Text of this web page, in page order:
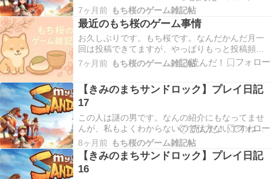
何やら話しているようで、主人公には全く気付い
ていません。しばらく立ち聞きしていたんです
が、アルビオがアミラさんのツボを謎の男に仕入
れるように言っていたようです。まぁ、謎の男の
方はすげなく断っ…
7ヶ月前 もち桜のゲーム雑記帖
最近のもち桜のゲーム事情
お久しぶりです。もち桜です。なんだかんだ月一
回は投稿できてますが、やっぱりもっと投稿頻度
を上げたいなと思う今日この頃。 ゲームはプレイ
しています。数回の休止と復帰を繰り返し、いま
（震え声）……。 他にプレイすべきゲームがある
でしょ？ と…
7ヶ月前 もち桜のゲーム雑記帖
【きみのまちサンドロック】プレイ日記
17
この人は謎の男です。なんの紹介にもなってませ
んが、私もよくわからないので仕方ないですね。
月に一度、サンドロックの街に現れて、お店を開
き、珍しいアイテムを売ってくれます。彼にイベ
ントアイコンが出ていたので話しかけてみたんで
すが、ラーメンを作れと依頼されました。3日以内
8ヶ月前 もち桜のゲーム雑記帖
【きみのまちサンドロック】プレイ日記
16